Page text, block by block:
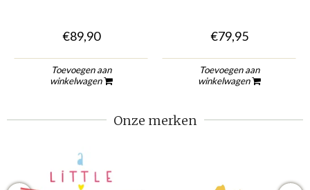
€89,90
Toevoegen aan
winkelwagen
€79,95
Toevoegen aan
winkelwagen
Onze merken